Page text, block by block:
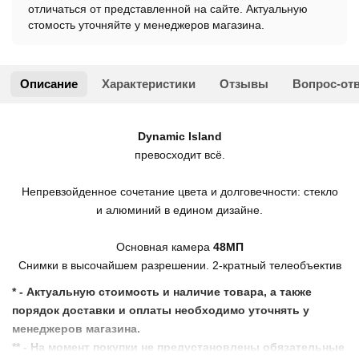
отличаться от представленной на сайте. Актуальную
стомость уточняйте у менеджеров магазина.
Описание Характеристики Отзывы Вопрос-
Dynamic Island
превосходит всё.
Непревзойденное сочетание цвета и долговечности: стекло
и алюминий в едином дизайне.
Основная камера 48МП
Снимки в высочайшем разрешении. 2-кратный телеобъектив
* - Актуальную стоимость и наличие товара, а также
порядок доставки и оплаты необходимо уточнять у
менеджеров магазина.
** - На момент покупки не предустановлены обязательные